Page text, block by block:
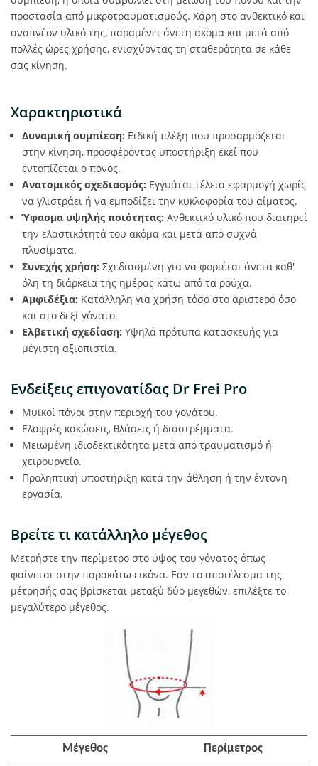
προστασία από μικροτραυματισμούς. Χάρη στο ανθεκτικό και
αναπνέον υλικό της, παραμένει άνετη ακόμα και μετά από
πολλές ώρες χρήσης, ενισχύοντας τη σταθερότητα σε κάθε
σας κίνηση.
Χαρακτηριστικά
Δυναμική συμπίεση: Ειδική πλέξη που προσαρμόζεται
στην κίνηση, προσφέροντας υποστήριξη εκεί που
εντοπίζεται ο πόνος.
Ανατομικός σχεδιασμός: Εγγυάται τέλεια εφαρμογή χωρίς
να γλιστράει ή να εμποδίζει την κυκλοφορία του αίματος.
Ύφασμα υψηλής ποιότητας: Ανθεκτικό υλικό που διατηρεί
την ελαστικότητά του ακόμα και μετά από συχνά
πλυσίματα.
Συνεχής χρήση: Σχεδιασμένη για να φοριέται άνετα καθ'
όλη τη διάρκεια της ημέρας κάτω από τα ρούχα.
Αμφιδέξια: Κατάλληλη για χρήση τόσο στο αριστερό όσο
και στο δεξί γόνατο.
Ελβετική σχεδίαση: Υψηλά πρότυπα κατασκευής για
μέγιστη αξιοπιστία.
Ενδείξεις επιγονατίδας Dr Frei Pro
Μυϊκοί πόνοι στην περιοχή του γονάτου.
Ελαφρές κακώσεις, θλάσεις ή διαστρέμματα.
Μειωμένη ιδιοδεκτικότητα μετά από τραυματισμό ή
χειρουργείο.
Προληπτική υποστήριξη κατά την άθληση ή την έντονη
εργασία.
Βρείτε τι κατάλληλο μέγεθος
Μετρήστε την περίμετρο στο ύψος του γόνατος όπως
φαίνεται στην παρακάτω εικόνα. Εάν το αποτέλεσμα της
μέτρησής σας βρίσκεται μεταξύ δύο μεγεθών, επιλέξτε το
μεγαλύτερο μέγεθος.
Μέγεθος Περίμετρος